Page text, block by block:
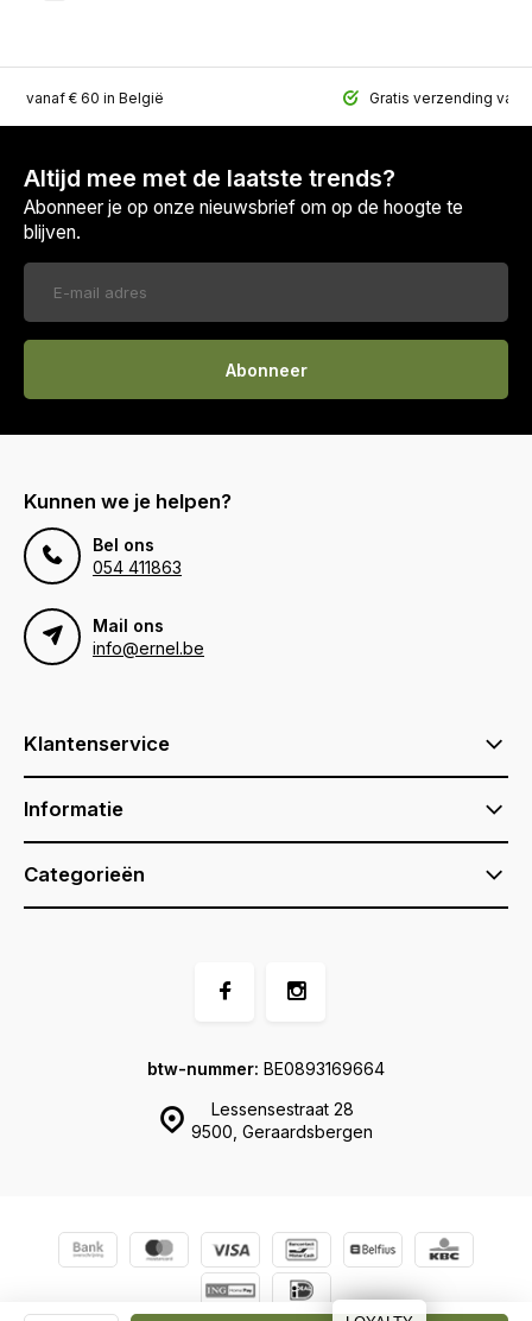
vanaf € 60 in België Gratis verzending
Altijd mee met de laatste trends?
Abonneer je op onze nieuwsbrief om op de hoogte te
blijven.
Abonneer
Kunnen we je helpen?
Bel ons
054 411863
Mail ons
info@ernel.be
Klantenservice
Informatie
Categorieën
Lessensestraat 28
9500, Geraardsbergen
btw-nummer: BE0893169664